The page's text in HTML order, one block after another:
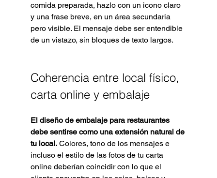
comida preparada, hazlo con un icono claro
y una frase breve, en un área secundaria
pero visible. El mensaje debe ser entendible
de un vistazo, sin bloques de texto largos.
Coherencia entre local físico,
carta online y embalaje
El diseño de embalaje para restaurantes
debe sentirse como una extensión natural de
tu local. Colores, tono de los mensajes e
incluso el estilo de las fotos de tu carta
online deberían coincidir con lo que el